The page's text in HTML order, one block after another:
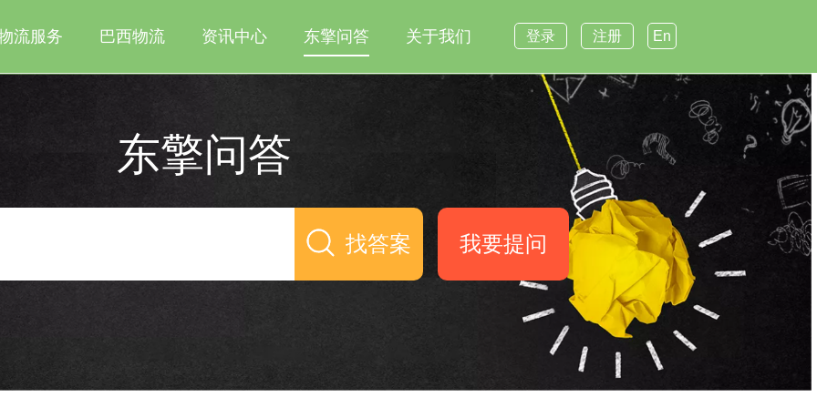
流服务 巴西物流 资讯中心 东擎问答 关于我们 登录 注册 En
东擎问答
找答案 我要提问